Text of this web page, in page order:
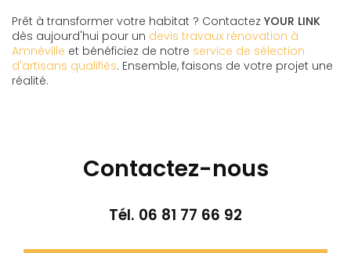
Prêt à transformer votre habitat ? Contactez YOUR LINK
dès aujourd'hui pour un devis travaux rénovation à
Amnéville et bénéficiez de notre service de sélection
d'artisans qualifiés. Ensemble, faisons de votre projet une
réalité.
Contactez-nous
Tél. 06 81 77 66 92